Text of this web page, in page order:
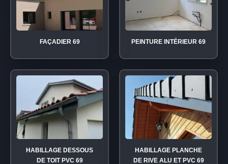
FAÇADIER 69 PEINTURE INTÉRIEUR 69
HABILLAGE DESSOUS
DE TOIT PVC 69
HABILLAGE PLANCHE
DE RIVE ALU ET PVC 69